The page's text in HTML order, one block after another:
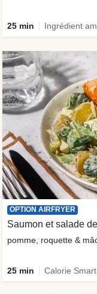
25 min Ingrédient
OPTION AIRFRYER
Saumon et salade
pomme, roquette &
25 min Calorie Smart